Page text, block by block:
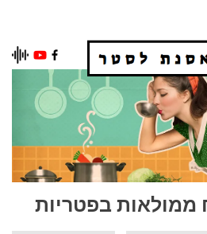
ממולאות בפטריות